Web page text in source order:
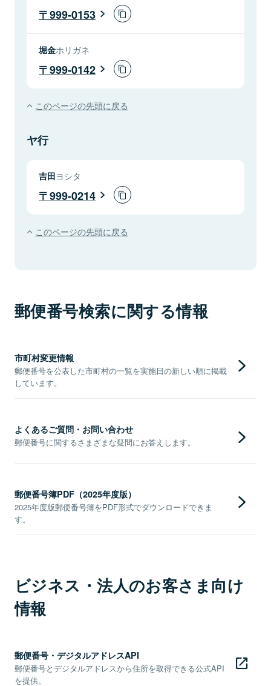
999-0153
堀金ホリガネ
999-0142
このページの先頭に戻る
ヤ行
吉田ヨシタ
999-0214
このページの先頭に戻る
郵便番号検索に関する情報
市町村変更情報
郵便番号を公表した市町村の一覧を実施日の新しい順に掲載
しています。
よくあるご質問・お問い合わせ
郵便番号に関するさまざまな疑問にお答えします。
郵便番号簿PDF（2025年度版）
2025年度版郵便番号簿をPDF形式でダウンロードできま
す。
ビジネス・法人のお客さま向け
情報
郵便番号・デジタルアドレスAPI
郵便番号とデジタルアドレスから住所を取得できる公式API
を提供。